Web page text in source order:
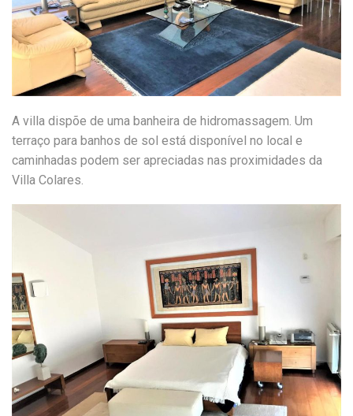
A villa dispõe de uma banheira de hidromassagem. Um
terraço para banhos de sol está disponível no local e
caminhadas podem ser apreciadas nas proximidades da
Villa Colares.